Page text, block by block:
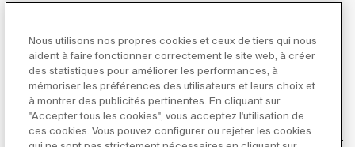
À propos de Roca
Inspiration
Nous utilisons nos propres cookies et ceux de tiers qui nous
aident à faire fonctionner correctement le site web, à créer
des statistiques pour améliorer les performances, à
mémoriser les préférences des utilisateurs et leurs choix et
à montrer des publicités pertinentes. En cliquant sur
"Accepter tous les cookies", vous acceptez l'utilisation de
ces cookies. Vous pouvez configurer ou rejeter les cookies